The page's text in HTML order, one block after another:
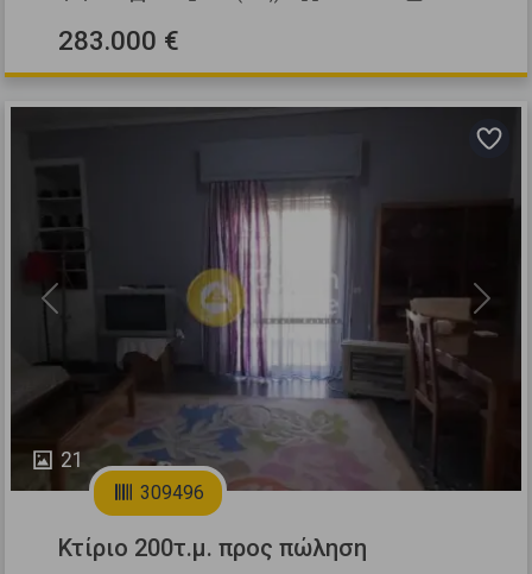
283.000 €
21
Previous Next
309496
Κτίριο 200τ.μ. προς πώληση